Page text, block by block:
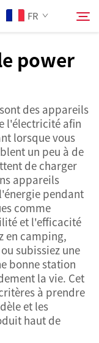
FR
power
des appareils
l'électricité afin
lorsque vous
un peu à de
de charger
appareils
pendant
comme
et l'efficacité
en camping,
subissiez une
bonne station
la vie. Cet
à prendre
et les
haut de